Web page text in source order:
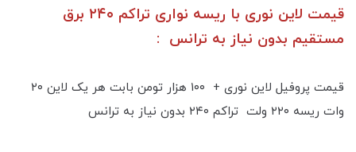
قیمت لاین نوری با ریسه نواری تراکم ۲۴۰ برق
مستقیم بدون نیاز به ترانس :
قیمت پروفیل لاین نوری + ۱۰۰ هزار تومن بابت هر یک لاین ۲۰
وات ریسه ۲۲۰ ولت تراکم ۲۴۰ بدون نیاز به ترانس